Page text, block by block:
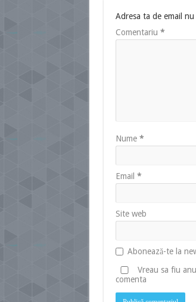
Adresa ta de email
Comentariu *
Nume *
Email *
Site web
Abonează-te la
Vreau sa fiu
comenta